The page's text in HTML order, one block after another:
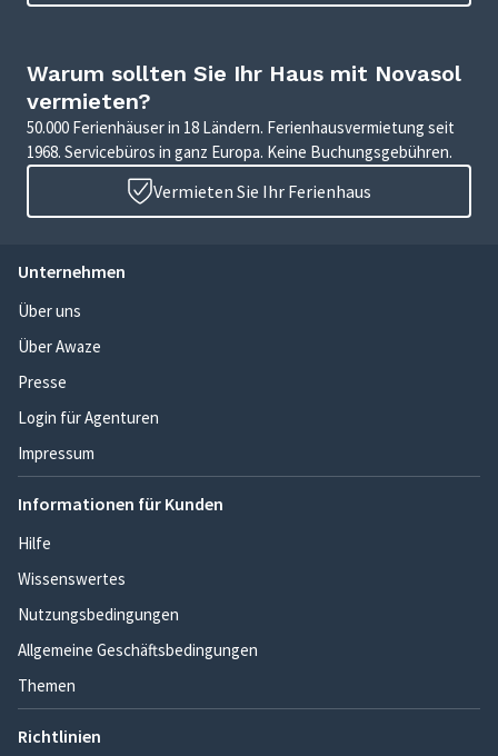
Warum sollten Sie Ihr Haus mit Novasol
vermieten?
50.000 Ferienhäuser in 18 Ländern. Ferienhausvermietung seit
1968. Servicebüros in ganz Europa. Keine Buchungsgebühren.
Vermieten Sie Ihr Ferienhaus
Unternehmen
Über uns
Über Awaze
Presse
Login für Agenturen
Impressum
Informationen für Kunden
Hilfe
Wissenswertes
Nutzungsbedingungen
Allgemeine Geschäftsbedingungen
Themen
Richtlinien